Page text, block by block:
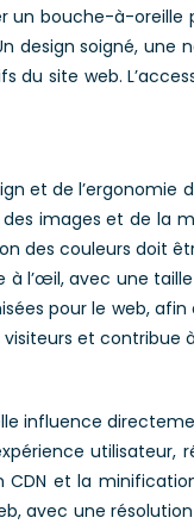
bouche-à-
design soigné,
du site web.
et de
images et de
des couleurs doit
l’œil, avec une
pour le web,
et contribue
influence
CDN et la
avec une